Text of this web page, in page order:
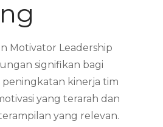
Motivator Leadership
signifikan bagi
peningkatan kinerja tim
yang terarah dan
yang relevan.